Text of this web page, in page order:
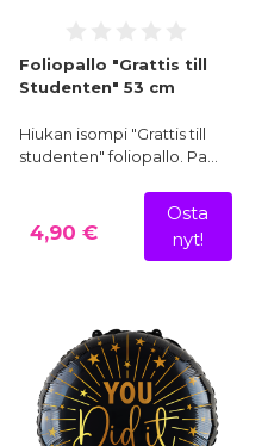
Foliopallo "Grattis till
Studenten" 53 cm
Hiukan isompi "Grattis till
studenten" foliopallo. Pa…
4,90 €
Osta
nyt!